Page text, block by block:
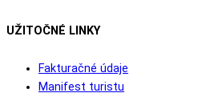
UŽITOČNÉ LINKY
Fakturačné údaje
Manifest turistu